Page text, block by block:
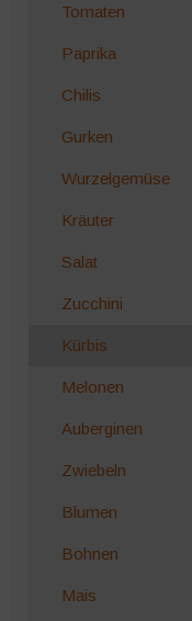
Tomaten
Paprika
Chilis
Gurken
Wurzelgemüse
Kräuter
Salat
Zucchini
Kürbis
Melonen
Auberginen
Zwiebeln
Blumen
Bohnen
Mais